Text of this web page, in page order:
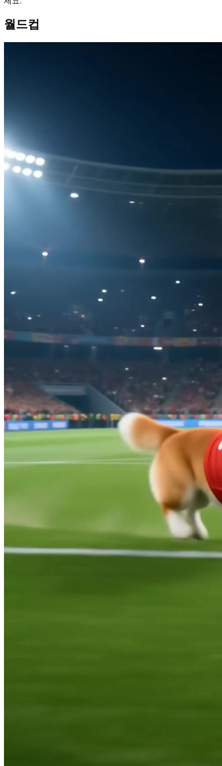
월드컵